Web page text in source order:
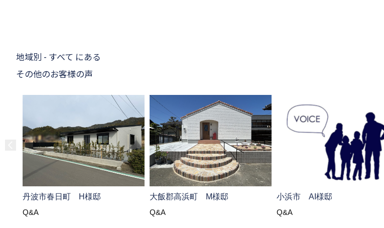
地域別 - すべて にある
その他のお客様の声
丹波市春日町 H様邸
Q&A
大飯郡高浜町 M様邸
Q&A
小浜市 AI様邸
Q&A